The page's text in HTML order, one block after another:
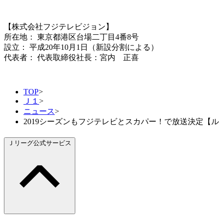
【株式会社フジテレビジョン】
所在地： 東京都港区台場二丁目4番8号
設立： 平成20年10月1日（新設分割による）
代表者： 代表取締役社長：宮内 正喜
TOP>
Ｊ１ >
ニュース>
2019シーズンもフジテレビとスカパー！で放送決定【ル
Ｊリーグ公式サービス